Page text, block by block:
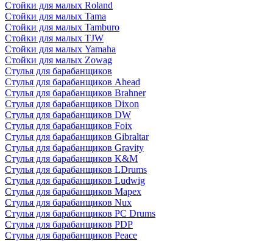
Стойки для малых Roland
Стойки для малых Tama
Стойки для малых Tamburo
Стойки для малых TJW
Стойки для малых Yamaha
Стойки для малых Zowag
Стулья для барабанщиков
Стулья для барабанщиков Ahead
Стулья для барабанщиков Brahner
Стулья для барабанщиков Dixon
Стулья для барабанщиков DW
Стулья для барабанщиков Foix
Стулья для барабанщиков Gibraltar
Стулья для барабанщиков Gravity
Стулья для барабанщиков K&M
Стулья для барабанщиков LDrums
Стулья для барабанщиков Ludwig
Стулья для барабанщиков Mapex
Стулья для барабанщиков Nux
Стулья для барабанщиков PC Drums
Стулья для барабанщиков PDP
Стулья для барабанщиков Peace